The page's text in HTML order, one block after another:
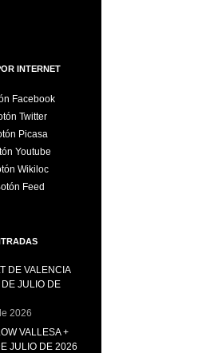
INTERNET
DE VALENCIA
JULIO DE
2026
VALLESA +
JULIO DE 2026